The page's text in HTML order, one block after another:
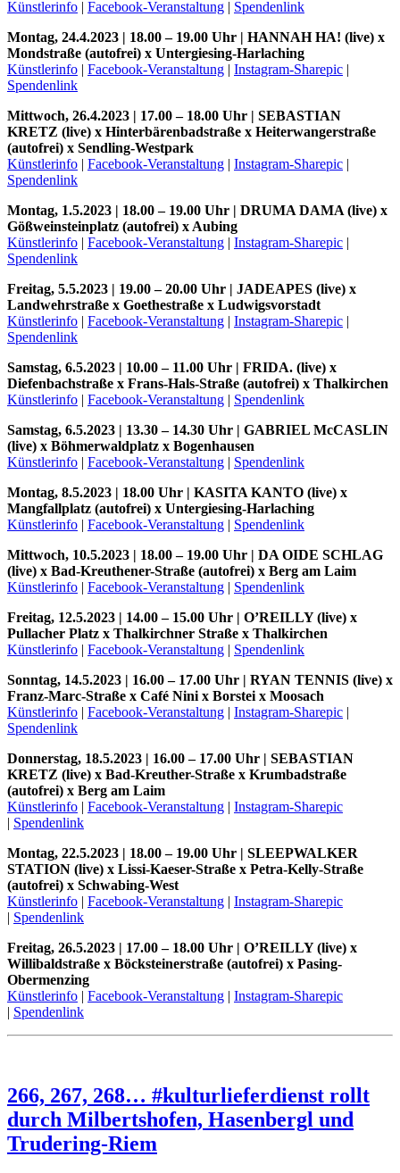
Künstlerinfo | Facebook-Veranstaltung | Spendenlink
Montag, 24.4.2023 | 18.00 – 19.00 Uhr | HANNAH HA! (live) x
Mondstraße (autofrei) x Untergiesing-Harlaching
Künstlerinfo | Facebook-Veranstaltung | Instagram-Sharepic |
Spendenlink
Mittwoch, 26.4.2023 | 17.00 – 18.00 Uhr | SEBASTIAN
KRETZ (live) x Hinterbärenbadstraße x Heiterwangerstraße
(autofrei) x Sendling-Westpark
Künstlerinfo | Facebook-Veranstaltung | Instagram-Sharepic |
Spendenlink
Montag, 1.5.2023 | 18.00 – 19.00 Uhr | DRUMA DAMA (live) x
Gößweinsteinplatz (autofrei) x Aubing
Künstlerinfo | Facebook-Veranstaltung | Instagram-Sharepic |
Spendenlink
Freitag, 5.5.2023 | 19.00 – 20.00 Uhr | JADEAPES (live) x
Landwehrstraße x Goethestraße x Ludwigsvorstadt
Künstlerinfo | Facebook-Veranstaltung | Instagram-Sharepic |
Spendenlink
Samstag, 6.5.2023 | 10.00 – 11.00 Uhr | FRIDA. (live) x
Diefenbachstraße x Frans-Hals-Straße (autofrei) x Thalkirchen
Künstlerinfo | Facebook-Veranstaltung | Spendenlink
Samstag, 6.5.2023 | 13.30 – 14.30 Uhr | GABRIEL McCASLIN
(live) x Böhmerwaldplatz x Bogenhausen
Künstlerinfo | Facebook-Veranstaltung | Spendenlink
Montag, 8.5.2023 | 18.00 Uhr | KASITA KANTO (live) x
Mangfallplatz (autofrei) x Untergiesing-Harlaching
Künstlerinfo | Facebook-Veranstaltung | Spendenlink
Mittwoch, 10.5.2023 | 18.00 – 19.00 Uhr | DA OIDE SCHLAG
(live) x Bad-Kreuthener-Straße (autofrei) x Berg am Laim
Künstlerinfo | Facebook-Veranstaltung | Spendenlink
Freitag, 12.5.2023 | 14.00 – 15.00 Uhr | O’REILLY (live) x
Pullacher Platz x Thalkirchner Straße x Thalkirchen
Künstlerinfo | Facebook-Veranstaltung | Spendenlink
Sonntag, 14.5.2023 | 16.00 – 17.00 Uhr | RYAN TENNIS (live) x
Franz-Marc-Straße x Café Nini x Borstei x Moosach
Künstlerinfo | Facebook-Veranstaltung | Instagram-Sharepic |
Spendenlink
Donnerstag, 18.5.2023 | 16.00 – 17.00 Uhr | SEBASTIAN
KRETZ (live) x Bad-Kreuther-Straße x Krumbadstraße
(autofrei) x Berg am Laim
Künstlerinfo | Facebook-Veranstaltung | Instagram-Sharepic
| Spendenlink
Montag, 22.5.2023 | 18.00 – 19.00 Uhr | SLEEPWALKER
STATION (live) x Lissi-Kaeser-Straße x Petra-Kelly-Straße
(autofrei) x Schwabing-West
Künstlerinfo | Facebook-Veranstaltung | Instagram-Sharepic
| Spendenlink
Freitag, 26.5.2023 | 17.00 – 18.00 Uhr | O’REILLY (live) x
Willibaldstraße x Böcksteinerstraße (autofrei) x Pasing-
Obermenzing
Künstlerinfo | Facebook-Veranstaltung | Instagram-Sharepic
| Spendenlink
266, 267, 268… #kulturlieferdienst rollt
durch Milbertshofen, Hasenbergl und
Trudering-Riem